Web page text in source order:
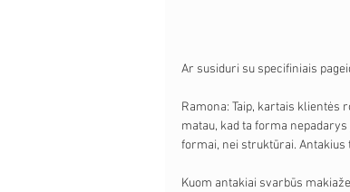
Ar susiduri su specifiniais
Ramona: Taip, kartais klientės
matau, kad ta forma
formai, nei struktūrai. Antakius
Kuom antakiai svarbūs